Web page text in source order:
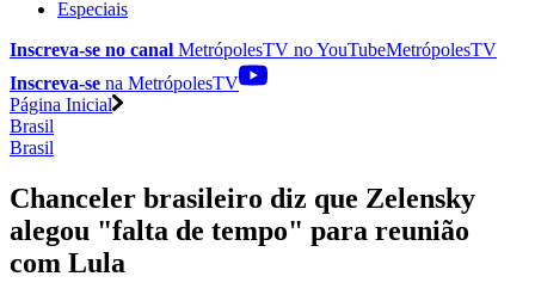
Especiais
Inscreva-se no canal MetrópolesTV noYouTubeMetrópolesTV
Inscreva-se na MetrópolesTV
Página Inicial
Brasil
Brasil
Chanceler brasileiro diz que Zelensky
alegou "falta de tempo" para reunião
com Lula